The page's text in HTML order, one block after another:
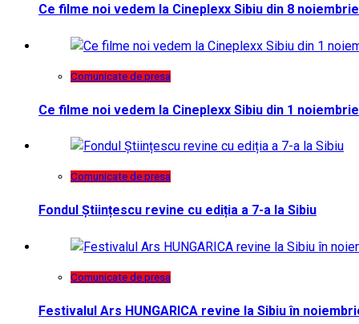
Ce filme noi vedem la Cineplexx Sibiu din 8 noiembrie
Comunicate de presa
Ce filme noi vedem la Cineplexx Sibiu din 1 noiembrie
Comunicate de presa
Fondul Științescu revine cu ediția a 7-a la Sibiu
Comunicate de presa
Festivalul Ars HUNGARICA revine la Sibiu în